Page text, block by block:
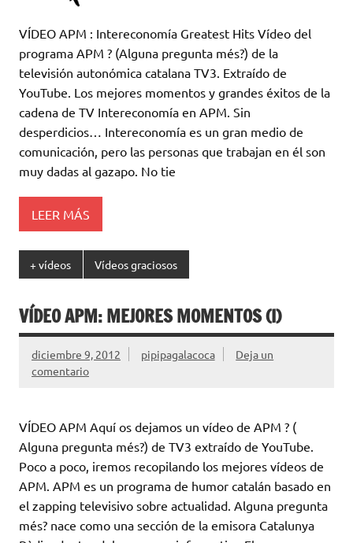
VÍDEO APM : Intereconomía Greatest Hits Vídeo del
programa APM ? (Alguna pregunta més?) de la
televisión autonómica catalana TV3. Extraído de
YouTube. Los mejores momentos y grandes éxitos de la
cadena de TV Intereconomía en APM. Sin
desperdicios… Intereconomía es un gran medio de
comunicación, pero las personas que trabajan en él son
muy dadas al gazapo. No tie
LEER MÁS
+ vídeos Vídeos graciosos
VÍDEO APM: MEJORES MOMENTOS (I)
diciembre 9, 2012 pipipagalacoca
Deja un
comentario
VÍDEO APM Aquí os dejamos un vídeo de APM ? (
Alguna pregunta més?) de TV3 extraído de YouTube.
Poco a poco, iremos recopilando los mejores vídeos de
APM. APM es un programa de humor catalán basado en
el zapping televisivo sobre actualidad. Alguna pregunta
més? nace como una sección de la emisora Catalunya